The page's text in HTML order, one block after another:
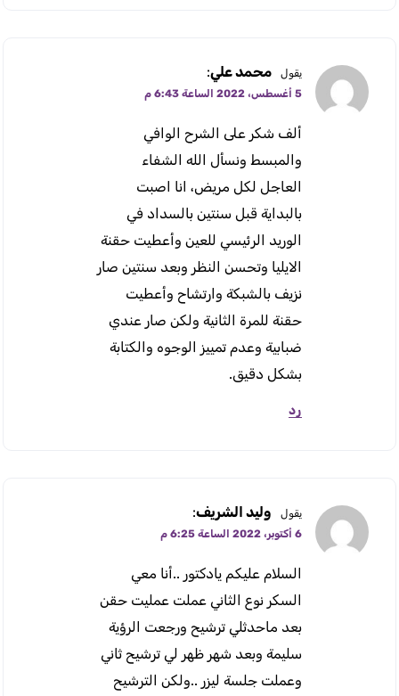
يقول محمد علي:
5 أغسطس، 2022 الساعة 6:43 م
ألف شكر على الشرح الوافي
والمبسط ونسأل الله الشفاء
العاجل لكل مريض، انا اصبت
بالبداية قبل سنتين بالسداد في
الوريد الرئيسي للعين وأعطيت حقنة
الايليا وتحسن النظر وبعد سنتين صار
نزيف بالشبكة وارتشاح وأعطيت
حقنة للمرة الثانية ولكن صار عندي
ضبابية وعدم تمييز الوجوه والكتابة
بشكل دقيق.
رد
يقول وليد الشريف:
6 أكتوبر، 2022 الساعة 6:25 م
السلام عليكم يادكتور ..أنا معي
السكر نوع الثاني عملت عمليت حقن
بعد ماحدثلي ترشيح ورجعت الرؤية
سليمة وبعد شهر ظهر لي ترشيح ثاني
وعملت جلسة ليزر ..ولكن الترشيح